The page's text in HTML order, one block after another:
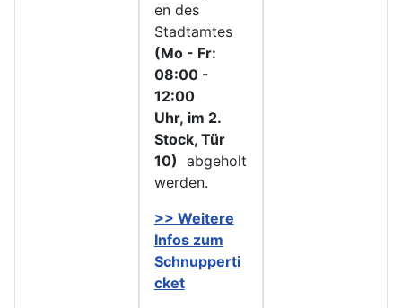
en des
Stadtamtes
(Mo - Fr:
08:00 -
12:00
Uhr, im 2.
Stock, Tür
10) abgeholt
werden.
>> Weitere
Infos zum
Schnupperti
cket